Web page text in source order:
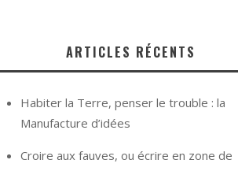
ARTICLES RÉCENTS
Habiter la Terre, penser le trouble : la
Manufacture d’idées
Croire aux fauves, ou écrire en zone de